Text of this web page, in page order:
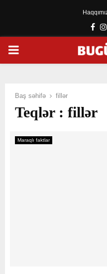
PRIMARY
Baş səhifə fillər
Teqlər : fillər
Maraqlı faktlar